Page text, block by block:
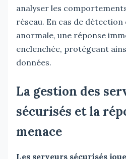
analyser les
réseau. En cas de détection
anormale, une réponse
enclenchée, protégeant
données.
La gestion des
sécurisés et la
menace
Les serveurs sécurisés